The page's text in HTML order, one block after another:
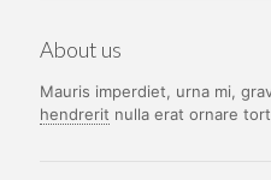
About us
Mauris imperdiet, urna mi,
hendrerit nulla erat ornare